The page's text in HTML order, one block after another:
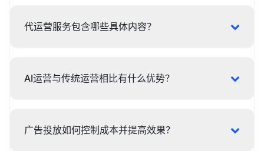
代运营服务包含哪些具体内容？
AI运营与传统运营相比有什么优势？
广告投放如何控制成本并提高效果？